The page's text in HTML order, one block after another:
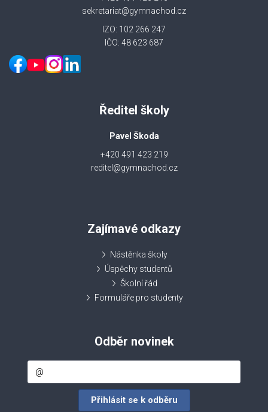
sekretariat@gymnachod.cz
IZO: 102 266 247
IČO: 48 623 687
Ředitel školy
Pavel Škoda
+420 491 423 219
reditel@gymnachod.cz
Zajímavé odkazy
Nástěnka školy
Úspěchy studentů
Školní řád
Formuláře pro studenty
Odběr novinek